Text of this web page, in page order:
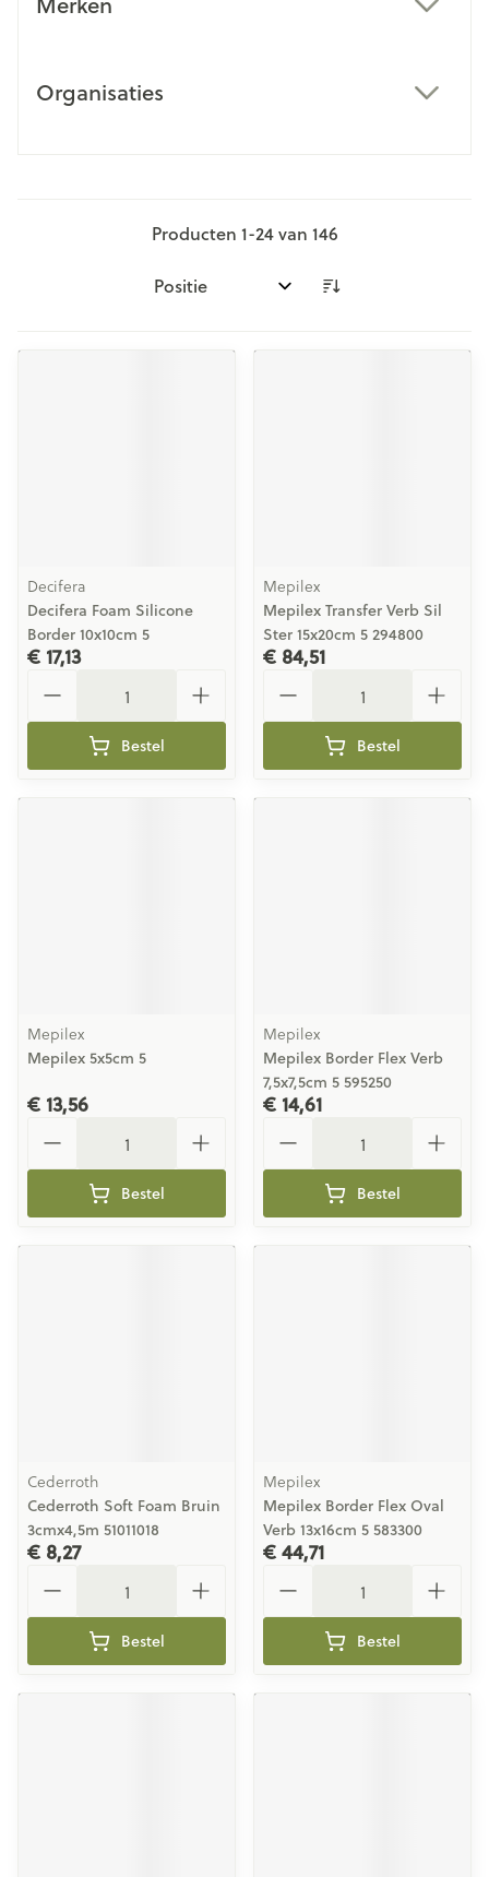
Organisaties
Producten 1-24van 146
Sorteer op:
Decifera
Decifera Foam Silicone
Border 10x10cm 5
€ 17,13
Bestel
Mepilex
Mepilex Transfer Verb Sil
Ster 15x20cm 5 294800
€ 84,51
Bestel
Mepilex
Mepilex 5x5cm 5
€ 13,56
Bestel
Mepilex
Mepilex Border Flex Verb
7,5x7,5cm 5 595250
€ 14,61
Bestel
Cederroth
Cederroth Soft Foam Bruin
3cmx4,5m 51011018
€ 8,27
Bestel
Mepilex
Mepilex Border Flex Oval
Verb 13x16cm 5 583300
€ 44,71
Bestel